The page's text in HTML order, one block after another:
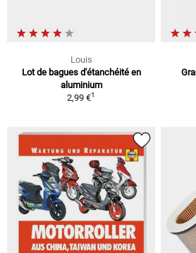
Louis
Lot de bagues d'étanchéité en
aluminium
2,99 €1